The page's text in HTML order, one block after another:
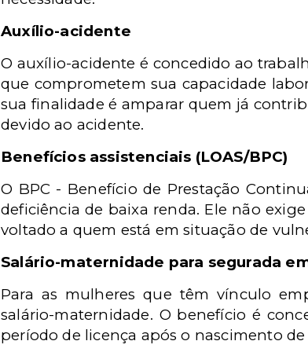
Auxílio-acidente
O auxílio-acidente é concedido ao
que comprometem sua capacidade
sua finalidade é amparar quem já
devido ao acidente.
Benefícios assistenciais (LOAS/BPC)
O BPC - Benefício de Prestação
deficiência de baixa renda. Ele não
voltado a quem está em situação de
Salário-maternidade para segurada
Para as mulheres que têm vínculo
salário-maternidade. O benefício é
período de licença após o nascimento